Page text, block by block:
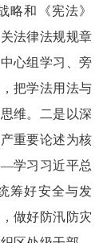
略和《宪法》
法律法规规章
心组学习、旁
把学法用法与
维。二是以深
重要论述为核
学习习近平总
筹好安全与发
做好防汛防灾